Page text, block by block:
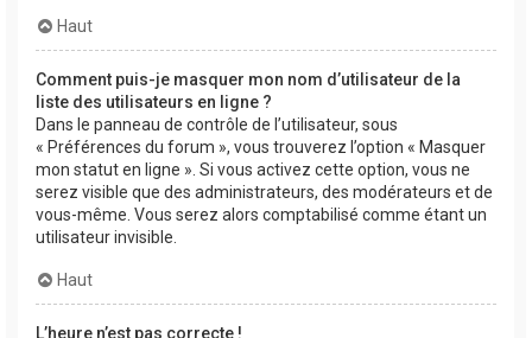
Haut
Comment puis-je masquer mon nom d’utilisateur de la
liste des utilisateurs en ligne ?
Dans le panneau de contrôle de l’utilisateur, sous
« Préférences du forum », vous trouverez l’option « Masquer
mon statut en ligne ». Si vous activez cette option, vous ne
serez visible que des administrateurs, des modérateurs et de
vous-même. Vous serez alors comptabilisé comme étant un
utilisateur invisible.
Haut
L’heure n’est pas correcte !